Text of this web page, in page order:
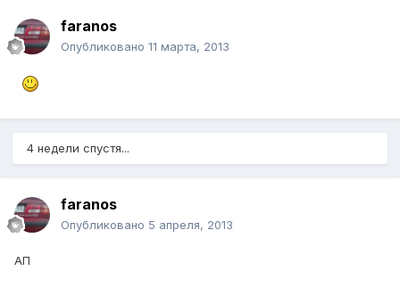
faranos
Опубликовано 11 марта, 2013
4 недели спустя...
faranos
Опубликовано 5 апреля, 2013
АП